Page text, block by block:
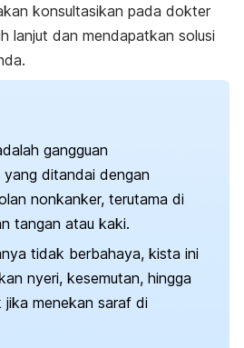
konsultasikan pada dokter
lanjut dan mendapatkan solusi
gangguan
yang ditandai dengan
nonkanker, terutama di
tangan atau kaki.
tidak berbahaya, kista ini
nyeri, kesemutan, hingga
jika menekan saraf di